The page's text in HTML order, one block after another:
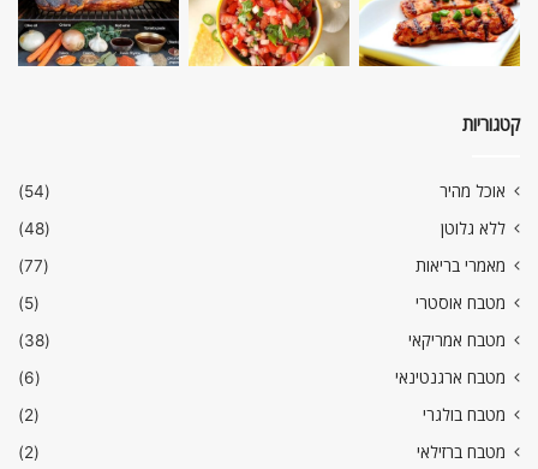
קטגוריות
אוכל מהיר
(54)
ללא גלוטן
(48)
מאמרי בריאות
(77)
מטבח אוסטרי
(5)
מטבח אמריקאי
(38)
מטבח ארגנטינאי
(6)
מטבח בולגרי
(2)
מטבח ברזילאי
(2)